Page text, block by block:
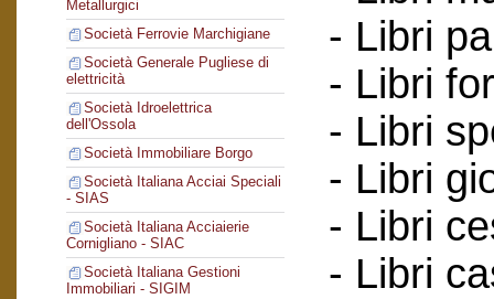
Metallurgici
Società Ferrovie Marchigiane
Società Generale Pugliese di
elettricità
Società Idroelettrica
dell'Ossola
Società Immobiliare Borgo
Società Italiana Acciai Speciali
- SIAS
Società Italiana Acciaierie
Cornigliano - SIAC
Società Italiana Gestioni
Immobiliari - SIGIM
- Libri
- Libri
- Libri
- Libri
- Libri
- Libri